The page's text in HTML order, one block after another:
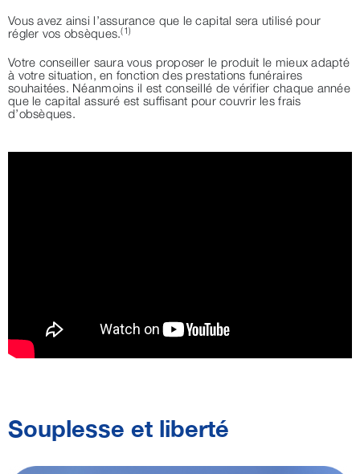
Vous avez ainsi l’assurance que le capital sera utilisé pour
régler vos obsèques.(1)
Votre conseiller saura vous proposer le produit le mieux adapté
à votre situation, en fonction des prestations funéraires
souhaitées. Néanmoins il est conseillé de vérifier chaque année
que le capital assuré est suffisant pour couvrir les frais
d’obsèques.
Souplesse et liberté